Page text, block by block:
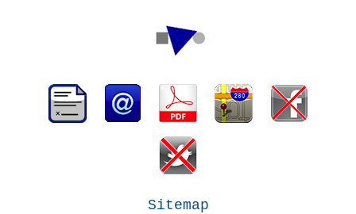
Sitemap